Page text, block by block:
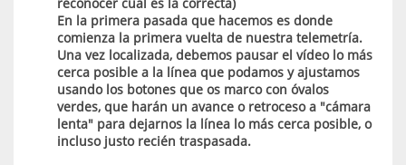
En la primera pasada que hacemos es donde
comienza la primera vuelta de nuestra telemetría.
Una vez localizada, debemos pausar el vídeo lo más
cerca posible a la línea que podamos y ajustamos
usando los botones que os marco con óvalos
verdes, que harán un avance o retroceso a "cámara
lenta" para dejarnos la línea lo más cerca posible, o
incluso justo recién traspasada.